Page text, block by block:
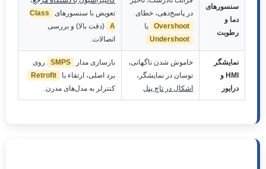
سنسورهای
دما و
رطوبت
در پاسخ‌دهی، خطای
Overshoot
یا
Undershoot
تعویض با سنسورهای
Class
A
(دقت بالا) و بررسی
اتصالات.
نمایشگر
HMI و
درایور
خاموش شدن ناگهانی،
نوسان در نمایشگر،
اشکال در تاچ پنل
بازسازی مدار SMPS
روی
برد اصلی، ارتقاء یا
Retrofit
کنترلر به مدل‌های مدرن.